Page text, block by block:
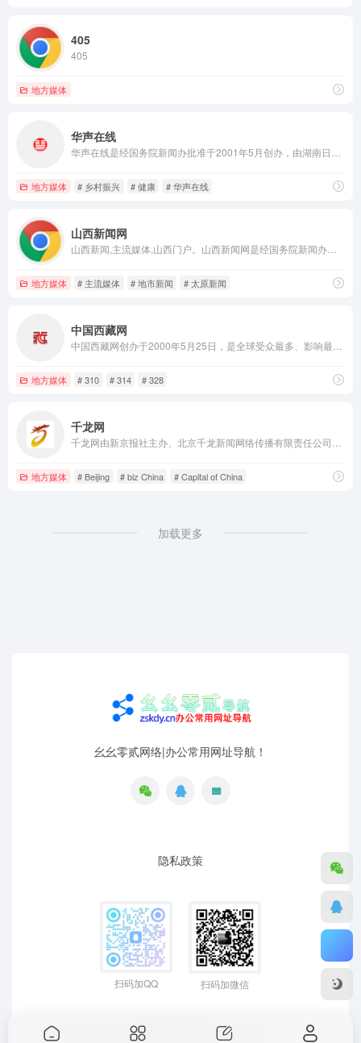
405
405
地方媒体
华声在线
地方媒体 # 乡村振兴 # 健康 # 华声在线
山西新闻网
地方媒体 # 主流媒体 # 地市新闻 # 太原新闻
中国西藏网
地方媒体 # 310 # 314 # 328
千龙网
地方媒体 # Beijing # biz China # Capital of China
加载更多
幺幺零贰网络|办公常用网址导航！
隐私政策
扫码加QQ 扫码加微信
Copyright © 2026 幺幺零贰导航 粤ICP备19129477号-1